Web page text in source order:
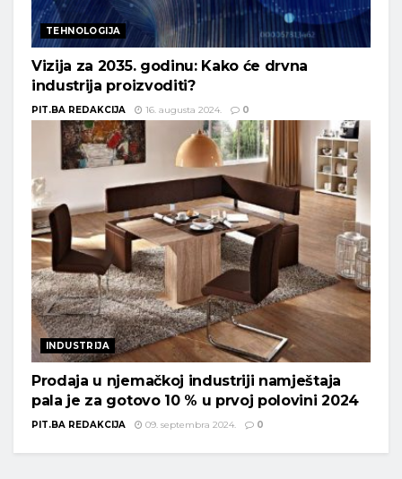
TEHNOLOGIJA
Vizija za 2035. godinu: Kako će drvna
industrija proizvoditi?
PIT.BA REDAKCIJA 16. augusta 2024. 0
INDUSTRIJA
Prodaja u njemačkoj industriji namještaja
pala je za gotovo 10 % u prvoj polovini 2024
PIT.BA REDAKCIJA 09. septembra 2024. 0